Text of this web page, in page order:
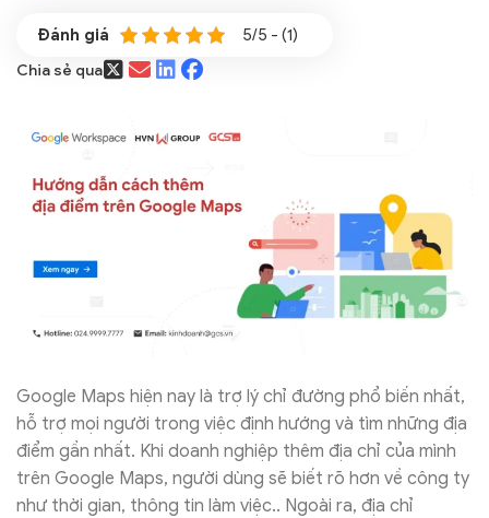
5/5 - (1)
Chia sẻ qua
Google Maps hiện nay là trợ lý chỉ đường phổ biến nhất,
hỗ trợ mọi người trong việc định hướng và tìm những địa
điểm gần nhất. Khi doanh nghiệp thêm địa chỉ của mình
trên Google Maps, người dùng sẽ biết rõ hơn về công ty
như thời gian, thông tin làm việc.. Ngoài ra, địa chỉ